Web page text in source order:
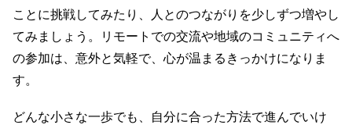
ことに挑戦してみたり、人とのつながりを少しずつ増やし
てみましょう。リモートでの交流や地域のコミュニティへ
の参加は、意外と気軽で、心が温まるきっかけになりま
す。
どんな小さな一歩でも、自分に合った方法で進んでいけ